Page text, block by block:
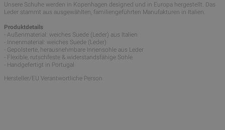
Unsere Schuhe werden in Kopenhagen designed und in Europa hergestellt. Das
Leder stammt aus ausgewählten, familiengeführten Manufakturen in Italien.
Produktdetails
- Außenmaterial: weiches Suede (Leder) aus Italien
- Innenmaterial: weiches Suede (Leder)
- Gepolsterte, herausnehmbare Innensohle aus Leder
- Flexible, rutschfeste & widerstandsfähige Sohle
- Handgefertigt in Portugal
Hersteller/EU Verantwortliche Person